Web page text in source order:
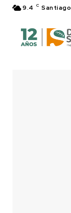
9.4 C Santiago